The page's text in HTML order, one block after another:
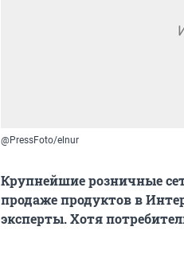
@PressFoto/elnur
Крупнейшие розничные
продаже продуктов в
эксперты. Хотя